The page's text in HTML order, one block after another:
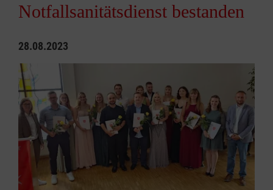
Notfallsanitätsdienst bestanden
28.08.2023